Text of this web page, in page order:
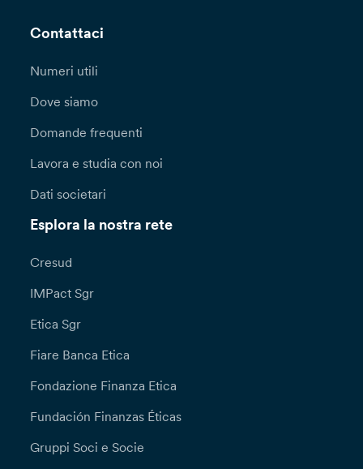
Contattaci
Numeri utili
Dove siamo
Domande frequenti
Lavora e studia con noi
Dati societari
Esplora la nostra rete
Cresud
IMPact Sgr
Etica Sgr
Fiare Banca Etica
Fondazione Finanza Etica
Fundación Finanzas Éticas
Gruppi Soci e Socie